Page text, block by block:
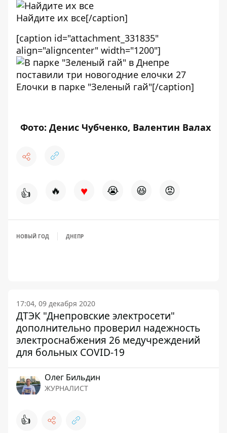
Найдите их все[/caption]
[caption id="attachment_331835"
align="aligncenter" width="1200"]
Елочки в парке "Зеленый гай"[/caption]
Фото: Денис Чубченко, Валентин Валах
👍 🔥 ♥ 😭 😆 😡
НОВЫЙ ГОД ДНЕПР
17:04, 09 декабря 2020
ДТЭК "Днепровские электросети"
дополнительно проверил надежность
электроснабжения 26 медучреждений
для больных COVID-19
Олег Бильдин
ЖУРНАЛИСТ
👍